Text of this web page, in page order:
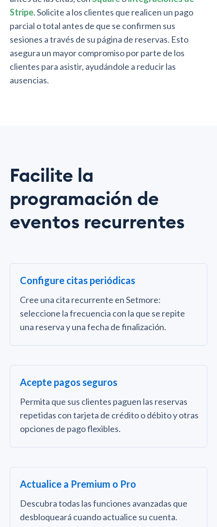
Stripe. Solicite a los clientes que realicen un pago
parcial o total antes de que se confirmen sus
sesiones a través de su página de reservas. Esto
asegura un mayor compromiso por parte de los
clientes para asistir, ayudándole a reducir las
ausencias.
Facilite la
programación de
eventos recurrentes
Configure citas periódicas
Cree una cita recurrente en Setmore:
seleccione la frecuencia con la que se repite
una reserva y una fecha de finalización.
Acepte pagos seguros
Permita que sus clientes paguen las reservas
repetidas con tarjeta de crédito o débito y otras
opciones de pago flexibles.
Actualice a Premium o Pro
Descubra todas las funciones avanzadas que
desbloqueará cuando actualice su cuenta.